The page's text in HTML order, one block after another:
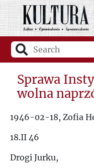
Sprawa
wolna
1946-02-18, Zofia
18.II 46
Drogi Jurku,